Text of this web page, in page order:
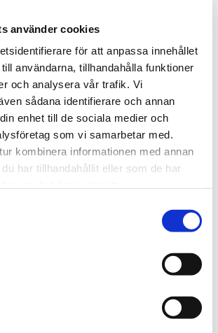
använder cookies
för att anpassa innehållet
användarna, tillhandahålla funktioner
och analysera vår trafik. Vi
sådana identifierare och annan
enhet till de sociala medier och
som vi samarbetar med.
kombinera informationen med annan
har tillhandahållit eller som de har
, ordförande Emma Ricklunds
MED
EVERETT OCH TRAPPER
09 – 09.45 är det
med Roxanne Everett och
– 10.00 samma dag är det också